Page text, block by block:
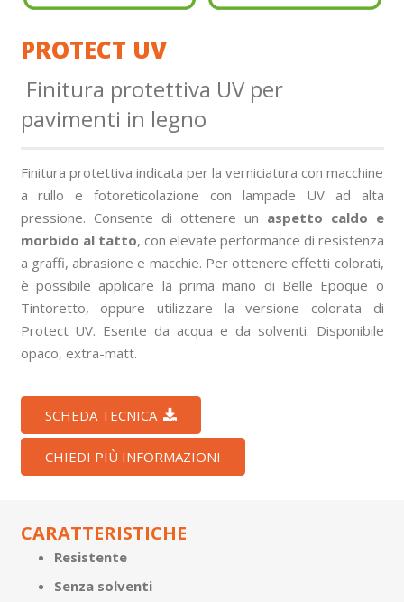
PROTECT UV
Finitura protettiva UV per
pavimenti in legno
Finitura protettiva indicata per la verniciatura con macchine
a rullo e fotoreticolazione con lampade UV ad alta
pressione. Consente di ottenere un aspetto caldo e
morbido al tatto, con elevate performance di resistenza
a graffi, abrasione e macchie. Per ottenere effetti colorati,
è possibile applicare la prima mano di Belle Epoque o
Tintoretto, oppure utilizzare la versione colorata di
Protect UV. Esente da acqua e da solventi. Disponibile
opaco, extra-matt.
SCHEDA TECNICA
CHIEDI PIÙ INFORMAZIONI
CARATTERISTICHE
Resistente
Senza solventi